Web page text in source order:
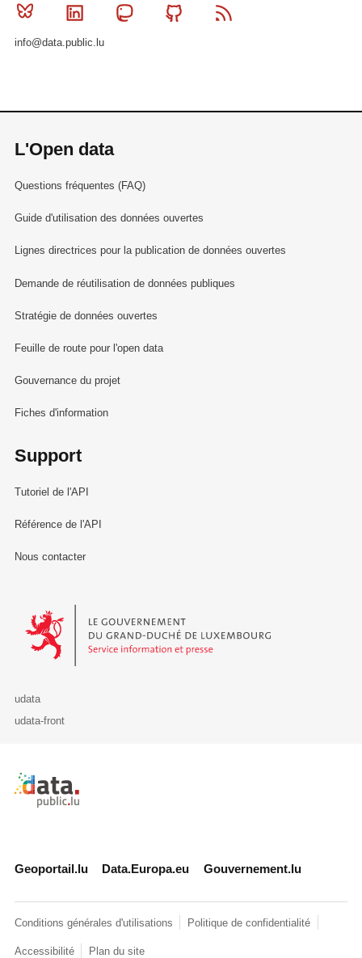
Bluesky Linkedin MastodonGithub
info@data.public.lu
L'Open data
Questions fréquentes (FAQ)
Guide d'utilisation des données ouvertes
Lignes directrices pour la publication de données ouvertes
Demande de réutilisation de données publiques
Stratégie de données ouvertes
Feuille de route pour l'open data
Gouvernance du projet
Fiches d'information
Support
Tutoriel de l'API
Référence de l'API
Nous contacter
Le Gouvernement du Grand-Duché de Luxembourg - Service
udata
udata-front
Retour à l'accueil de data.public.lu
Geoportail.lu Data.Europa.eu Gouvernement.lu
Conditions générales d'utilisations Politique de confidentialité
Accessibilité Plan du site